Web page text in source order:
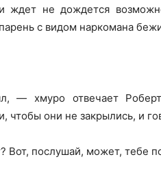
ждет не дождется
с видом наркомана
хмуро отвечает
чтобы они не закрылись, и
Вот, послушай, может, тебе